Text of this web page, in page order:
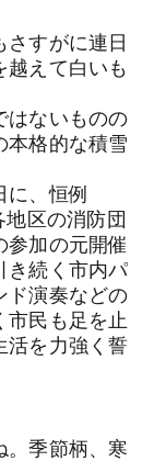
すがに連日
越えて白いも
ないものの
本格的な積雪
、恒例
区の消防団
参加の元開催
き続く市内パ
ド演奏などの
市民も足を止
活を力強く誓
季節柄、寒